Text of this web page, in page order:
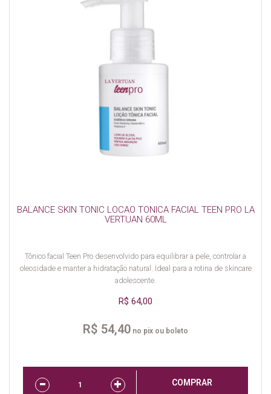
BALANCE SKIN TONIC LOCAO TONICA FACIAL TEEN PRO LA
VERTUAN 60ML
Tônico facial Teen Pro desenvolvido para equilibrar a pele, controlar a
oleosidade e manter a hidratação natural. Ideal para a rotina de skincare
adolescente.
R$ 64,00
R$ 54,40 no pix ou boleto
COMPRAR